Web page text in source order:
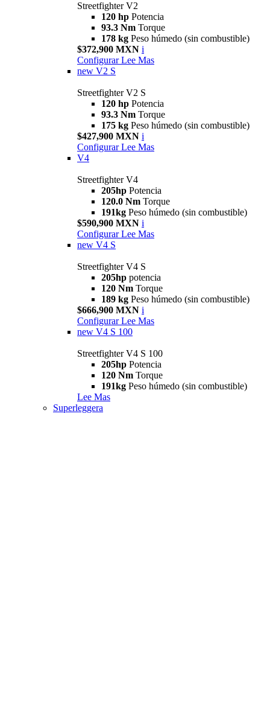
Streetfighter V2
120 hp Potencia
93.3 Nm Torque
178 kg Peso húmedo (sin combustible)
$372,900 MXN i
Configurar Lee Mas
new V2 S
Streetfighter V2 S
120 hp Potencia
93.3 Nm Torque
175 kg Peso húmedo (sin combustible)
$427,900 MXN i
Configurar Lee Mas
V4
Streetfighter V4
205hp Potencia
120.0 Nm Torque
191kg Peso húmedo (sin combustible)
$590,900 MXN i
Configurar Lee Mas
new V4 S
Streetfighter V4 S
205hp potencia
120 Nm Torque
189 kg Peso húmedo (sin combustible)
$666,900 MXN i
Configurar Lee Mas
new V4 S 100
Streetfighter V4 S 100
205hp Potencia
120 Nm Torque
191kg Peso húmedo (sin combustible)
Lee Mas
Superleggera